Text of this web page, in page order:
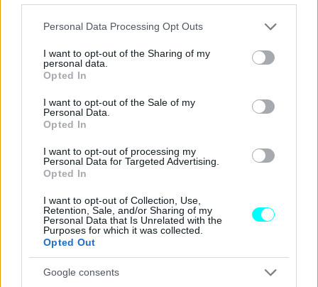
Please note that this website/app uses one or more Google
not limited to your visit or usage behaviour. You may click to
grant or deny consent to Google and its third-party tags to
use your data for below specified purposes in below Google
consent section.
Personal Data Processing Opt Outs
I want to opt-out of the Sharing of my
personal data.
Opted In
I want to opt-out of the Sale of my
Personal Data.
Opted In
I want to opt-out of processing my
Personal Data for Targeted Advertising.
Opted In
I want to opt-out of Collection, Use,
Retention, Sale, and/or Sharing of my
Personal Data that Is Unrelated with the
Purposes for which it was collected.
Opted Out
Google consents
Διαβάστε επίσης: